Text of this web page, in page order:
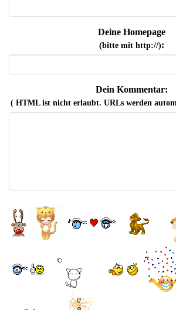
Deine Homepage
(bitte mit http://):
Dein Kommentar:
( HTML ist nichterlaubt. URLs werden